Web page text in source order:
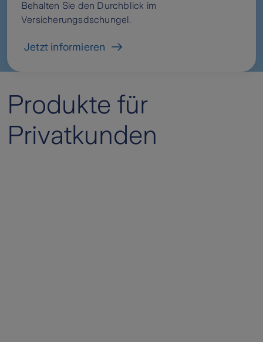
Behalten Sie den Durchblick im
Versicherungsdschungel.
Jetzt informieren
Produkte für
Privatkunden